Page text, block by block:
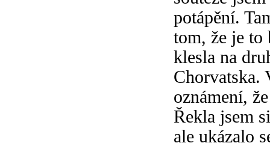
potápění.
tom, že je to
klesla na
Chorvatska.
oznámení,
Řekla jsem
ale ukázalo